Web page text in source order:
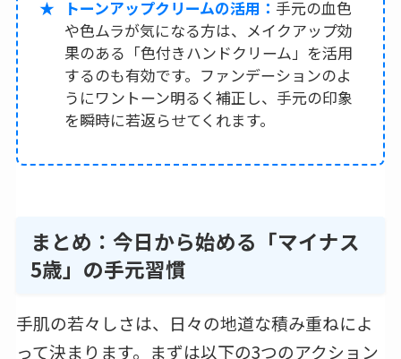
トーンアップクリームの活用： 手元の血色
や色ムラが気になる方は、メイクアップ効
果のある「色付きハンドクリーム」を活用
するのも有効です。ファンデーションのよ
うにワントーン明るく補正し、手元の印象
を瞬時に若返らせてくれます。
まとめ：今日から始める「マイナス
5歳」の手元習慣
手肌の若々しさは、日々の地道な積み重ねによ
って決まります。まずは以下の3つのアクション